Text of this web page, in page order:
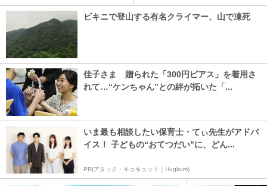
ビキニで登山する有名クライマー、山で凍死
佳子さま 贈られた「300円ピアス」を着用さ
れて…“ケンちゃん”との絆が拓いた「...
いま最も相談したい保育士・てぃ先生がアドバ
イス！ 子どもの“おてつだい”に、どん...
PR(アタック・キュキュット｜Hugkum)